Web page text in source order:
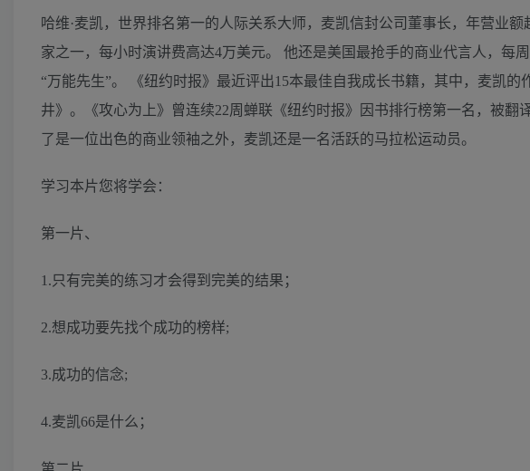
哈维·麦凯，世界排名第一的人际关系大师，麦凯信封公司董事长，年营业
家之一，每小时演讲费高达4万美元。 他还是美国最抢手的商业代言人，每
“万能先生”。 《纽约时报》最近评出15本最佳自我成长书籍，其中，麦凯
井》。《攻心为上》曾连续22周蝉联《纽约时报》因书排行榜第一名，被翻
了是一位出色的商业领袖之外，麦凯还是一名活跃的马拉松运动员。
学习本片您将学会：
第一片、
1.只有完美的练习才会得到完美的结果；
2.想成功要先找个成功的榜样;
3.成功的信念;
4.麦凯66是什么；